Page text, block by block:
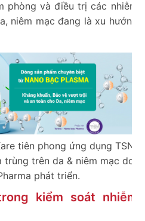
phòng và điều trị các nhiễm
niêm mạc đang là xu hướng
tiên phong ứng dụng TSN
trên da & niêm mạc do
phát triển.
kiểm soát nhiễm